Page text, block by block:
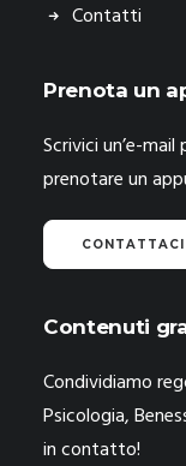
Contatti
Prenota un
Scrivici un’e-
prenotare un
CONTATTACI
Contenuti
Condividiamo
Psicologia,
in contatto!